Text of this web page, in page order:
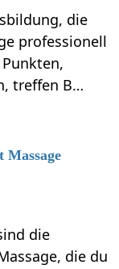
die
professionell
treffen B…
Massage
die
die du